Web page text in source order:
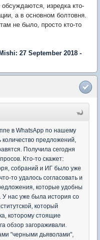
изредка кто-
а в основном болтовня.
не было, просто кто-то
27 September 2018 -
в WhatsApp по нашему
предложений,
Получила сегодня
Кто-то скажет:
собраний и ИГ было уже
то удалось согласовать и
которые удобны
У нас уже была история со
который
которому стоящие
обзор загораживали.
"черными дьяволами",